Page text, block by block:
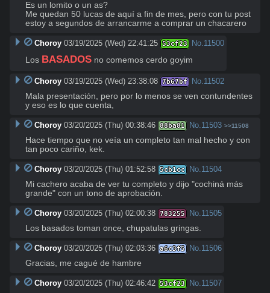
Es un lomito o un as?
Me quedan 50 lucas de aquí a fin de mes, pero con tu post
estoy a segundos de arrancarme a comprar un chacarero
Choroy 03/19/2025 (Wed) 22:41:25 53cf23 No.11500
Los BASADOS no comemos cerdo goyim
Choroy 03/19/2025 (Wed) 23:38:08 7b67bf No.11502
Mala presentación, pero por lo menos se ven contundentes
y eso es lo que cuenta,
Choroy 03/20/2025 (Thu) 00:38:46 88ba81 No.11503 >>11508
Hace tiempo que no veía un completo tan mal hecho y con
tan poco cariño, kek.
Choroy 03/20/2025 (Thu) 01:52:58 5cb1cc No.11504
Mi cachero acaba de ver tu completo y dijo "cochiná más
grande" con un tono de aprobación.
Choroy 03/20/2025 (Thu) 02:00:38 783255 No.11505
Los basados toman once, chupatulas gringas.
Choroy 03/20/2025 (Thu) 02:03:36 a6c3f5 No.11506
Gracias, me cagué de hambre
Choroy 03/20/2025 (Thu) 02:46:42 53cf23 No.11507